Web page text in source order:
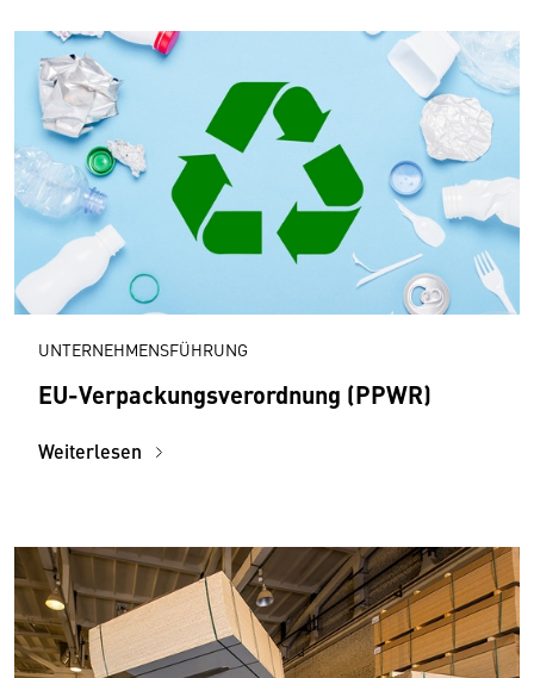
UNTERNEHMENSFÜHRUNG
EU-Verpackungsverordnung (PPWR)
Weiterlesen